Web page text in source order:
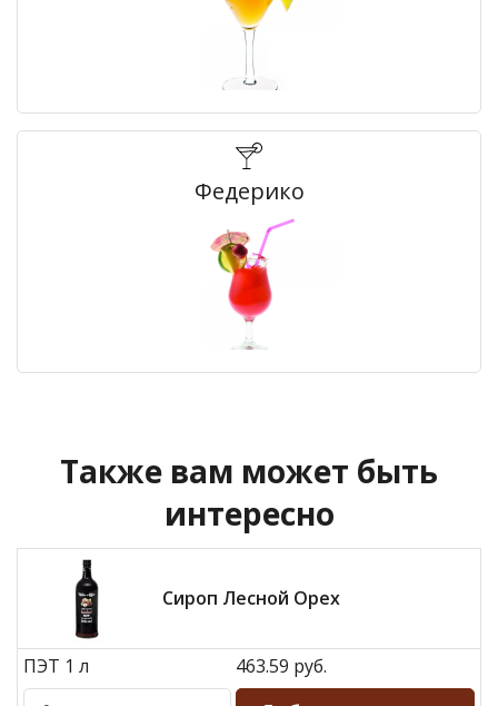
Федерико
Также вам может быть
интересно
Сироп Лесной Орех
ПЭТ 1 л 463.59 руб.